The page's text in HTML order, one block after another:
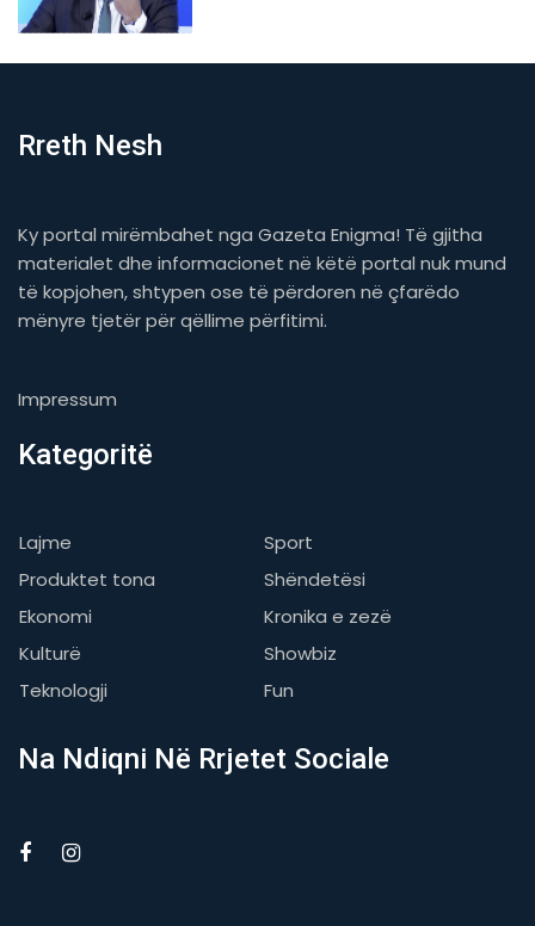
Rreth Nesh
Ky portal mirëmbahet nga Gazeta Enigma! Të gjitha
materialet dhe informacionet në këtë portal nuk mund
të kopjohen, shtypen ose të përdoren në çfarëdo
mënyre tjetër për qëllime përfitimi.
Impressum
Kategoritë
Lajme
Sport
Produktet tona
Shëndetësi
Ekonomi
Kronika e zezë
Kulturë
Showbiz
Teknologji
Fun
Na Ndiqni Në Rrjetet Sociale